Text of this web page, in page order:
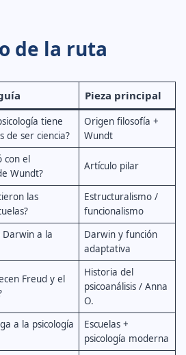
de la ruta
Pieza principal
tiene
de ser ciencia?
Origen filosofía +
Wundt
con el
Wundt?
Artículo pilar
las
Estructuralismo /
funcionalismo
a la
Darwin y función
adaptativa
Freud y el
Historia del
psicoanálisis / Anna
O.
a la psicología
Escuelas +
psicología moderna